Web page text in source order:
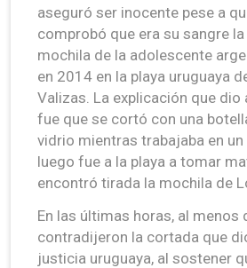
aseguró ser inocente pese a
comprobó que era su sangre la
mochila de la adolescente
en 2014 en la playa uruguaya
Valizas. La explicación que dio
fue que se cortó con una
vidrio mientras trabajaba en
luego fue a la playa a tomar
encontró tirada la mochila de
En las últimas horas, al
contradijeron la cortada que
justicia uruguaya, al sostener